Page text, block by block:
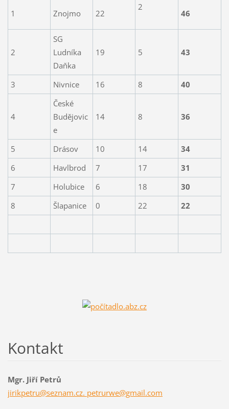
1 Znojmo 22
2
46
2
SG
Ludníka
Daňka
19 5 43
3 Nivnice 16 8 40
4
České
Budějovic
e
14 8 36
5 Drásov 10 14
34
6
Havlbrod 7 17
31
7
Holubice 6 18
30
8
Šlapanice 0 22 22
Kontakt
Mgr. Jiří Petrů
jirikpetru@seznam.cz. petrurwe@gmail.com